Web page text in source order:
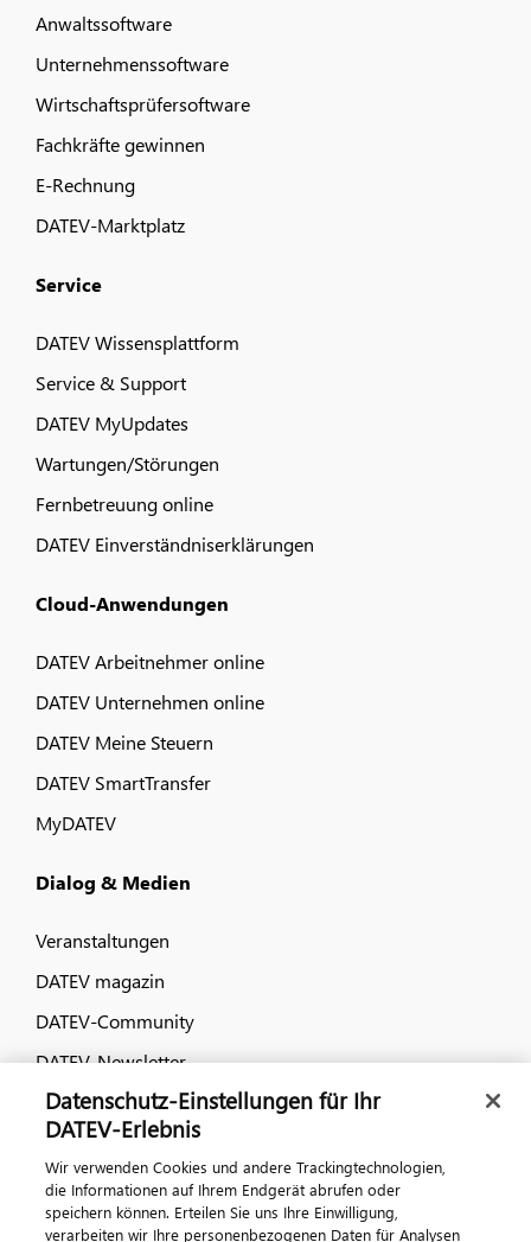
Anwaltssoftware
Unternehmenssoftware
Wirtschaftsprüfersoftware
Fachkräfte gewinnen
E-Rechnung
DATEV-Marktplatz
Service
DATEV Wissensplattform
Service & Support
DATEV MyUpdates
Wartungen/Störungen
Fernbetreuung online
DATEV Einverständniserklärungen
Cloud-Anwendungen
DATEV Arbeitnehmer online
DATEV Unternehmen online
DATEV Meine Steuern
DATEV SmartTransfer
MyDATEV
Dialog & Medien
Veranstaltungen
DATEV magazin
DATEV-Community
DATEV-Newsletter
Kontaktieren Sie uns
Datenschutz-Einstellungen für Ihr
DATEV-Erlebnis
Wir verwenden Cookies und andere Trackingtechnologien,
die Informationen auf Ihrem Endgerät abrufen oder
speichern können. Erteilen Sie uns Ihre Einwilligung,
verarbeiten wir Ihre personenbezogenen Daten für Analysen